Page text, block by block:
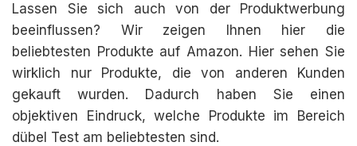
Lassen Sie sich auch von der Produktwerbung
beeinflussen? Wir zeigen Ihnen hier die
beliebtesten Produkte auf Amazon. Hier sehen Sie
wirklich nur Produkte, die von anderen Kunden
gekauft wurden. Dadurch haben Sie einen
objektiven Eindruck, welche Produkte im Bereich
dübel Test am beliebtesten sind.